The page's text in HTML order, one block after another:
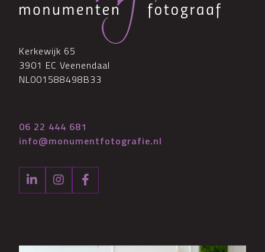
Kerkewijk 65
3901 EC Veenendaal
NL001588498B33
06 22 444 681
info@monumentfotografie.nl